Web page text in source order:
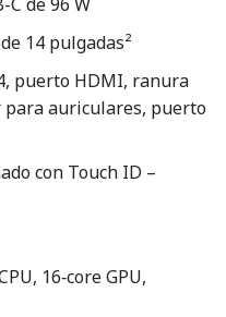
14 pulgadas²
puerto HDMI, ranura
para auriculares, puerto
con Touch ID –
16‑core GPU,